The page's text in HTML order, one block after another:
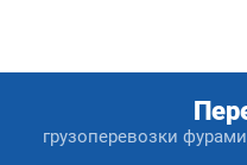
грузоперевозки